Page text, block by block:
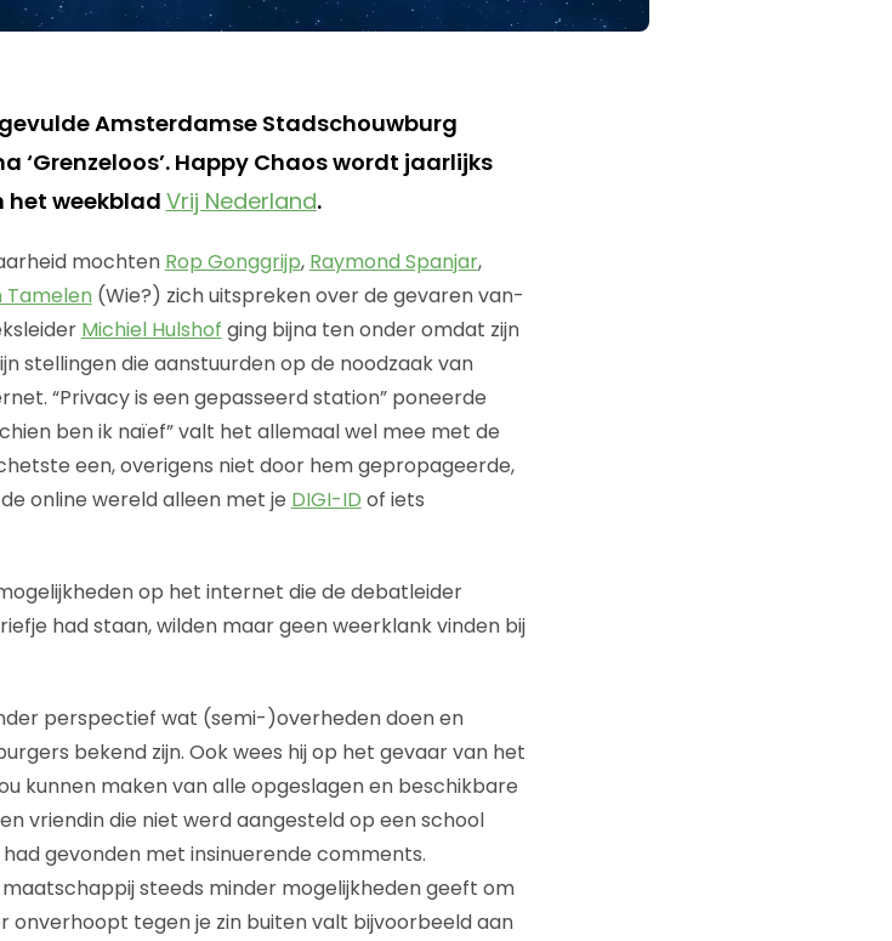
Amsterdamse Stadschouwburg
‘Grenzeloos’. Happy Chaos wordt jaarlijks
het weekblad Vrij Nederland.
mochten Rop Gonggrijp, Raymond Spanjar,
Tamelen (Wie?) zich uitspreken over de gevaren van-
Michiel Hulshof ging bijna ten onder omdat zijn
stellingen die aanstuurden op de noodzaak van
“Privacy is een gepasseerd station” poneerde
ben ik naïef” valt het allemaal wel mee met de
een, overigens niet door hem gepropageerde,
online wereld alleen met je DIGI-ID of iets
op het internet die de debatleider
had staan, wilden maar geen weerklank vinden bij
perspectief wat (semi-)overheden doen en
bekend zijn. Ook wees hij op het gevaar van het
kunnen maken van alle opgeslagen en beschikbare
vriendin die niet werd aangesteld op een school
gevonden met insinuerende comments.
steeds minder mogelijkheden geeft om
onverhoopt tegen je zin buiten valt bijvoorbeeld aan